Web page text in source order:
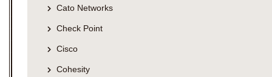
Cato Networks
Check Point
Cisco
Cohesity